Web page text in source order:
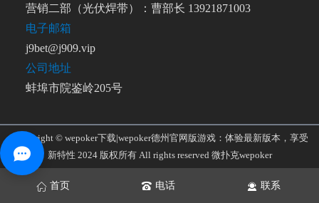
营销二部（光伏焊带）：曹部长 13921871003
电子邮箱
j9bet@j909.vip
公司地址
蚌埠市院鉴岭205号
Copyright © wepoker下载|wepoker德州官网版游戏：体验最新版本，享受
新特性 2024 版权所有 All rights reserved 微扑克wepoker
首页 电话 联系